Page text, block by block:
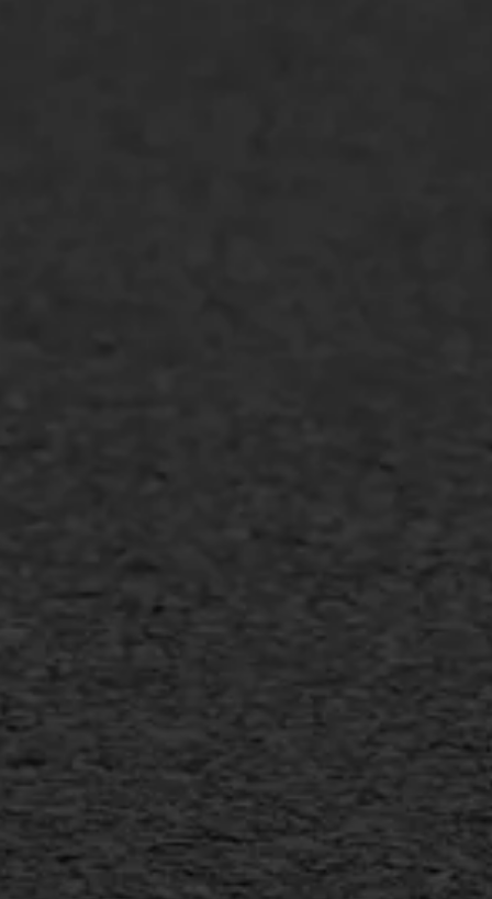
Gietasfalt reparatie
Scheurreparatie
Flexigoot